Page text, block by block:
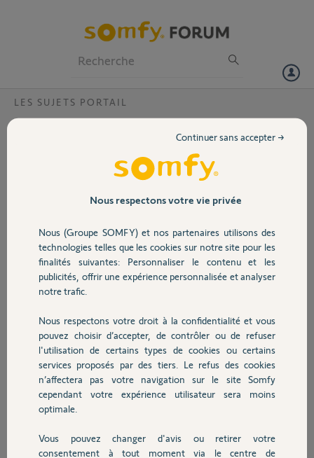
Volet
Sécurité
Domotique
Chauffage
Autres produits
Devis avec un pro
LES SUJETS PORTAIL
Comment changer la carte électronique sur
SOMFY encastrée, avec CTRL BOX 3S
détection d'obstacle, mais il n'y a
maximum et je pense que la carte
électronique est détériorée.
Christian R.
il y a environ 8 ans
Nous respectons votre vie privée
Nous (Groupe SOMFY) et nos partenaires utilisons des
technologies telles que les cookies sur notre site pour les
finalités suivantes: Personnaliser le contenu et les
publicités, offrir une expérience personnalisée et analyser
notre trafic.
Nous respectons votre droit à la confidentialité et vous
pouvez choisir d’accepter, de contrôler ou de refuser
l'utilisation de certains types de cookies ou certains
services proposés par des tiers. Le refus des cookies
n’affectera pas votre navigation sur le site Somfy
cependant votre expérience utilisateur sera moins
optimale.
Vous pouvez changer d'avis ou retirer votre
consentement à tout moment via le centre de
Continuer sans accepter →